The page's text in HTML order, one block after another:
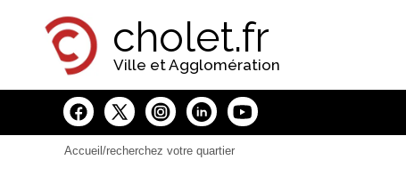
cholet.fr
Ville et Agglomération
Accueil /recherchez votre quartier